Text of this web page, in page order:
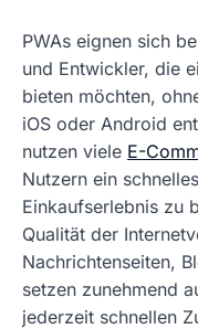
PWAs eignen sich
und Entwickler, die
bieten möchten,
iOS oder Android
nutzen viele E-
Nutzern ein
Einkaufserlebnis zu
Qualität der
Nachrichtenseiten,
setzen zunehmend
jederzeit schnellen